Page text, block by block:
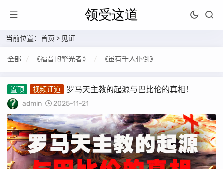
当前位置： 首页 > 见证
全部 《福音的擎光者》 《虽有千人仆倒》
置顶 视频证道 罗马天主教的起源与巴比伦的真相！
admin 2025-11-21